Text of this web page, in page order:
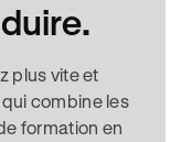
plus vite et
combine les
formation en